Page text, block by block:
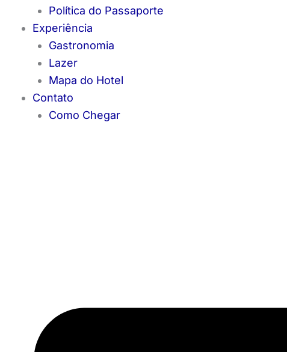
Política do Passaporte
Experiência
Gastronomia
Lazer
Mapa do Hotel
Contato
Como Chegar